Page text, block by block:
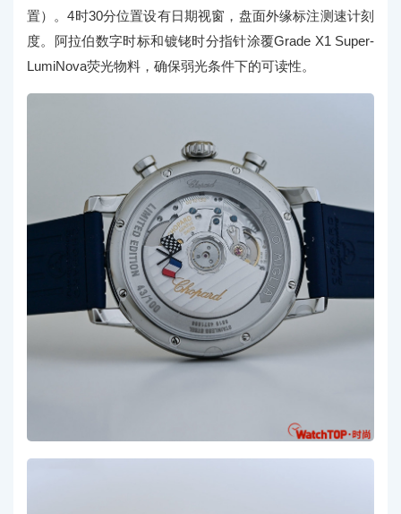
置）。4时30分位置设有日期视窗，盘面外缘标注测速计刻
度。阿拉伯数字时标和镀铑时分指针涂覆Grade X1 Super-
LumiNova荧光物料，确保弱光条件下的可读性。